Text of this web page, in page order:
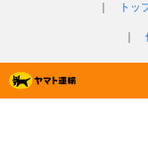
トッ